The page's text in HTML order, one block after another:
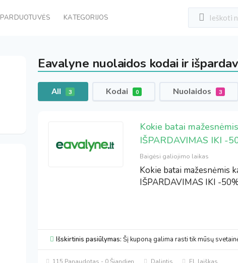
PARDUOTUVĖS KATEGORIJOS
Eavalyne nuolaidos kodai ir
All 3 Kodai 0 Nuolaidos 3
Kokie batai
IŠPARDAVIMAS IKI -
Baigėsi galiojimo laikas
Kokie batai mažesnėmis
IŠPARDAVIMAS IKI -
Išskirtinis pasiūlymas: Šį kuponą galima rasti tik mūsų